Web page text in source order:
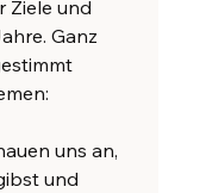
Ziele und
Ganz
uns an,
und